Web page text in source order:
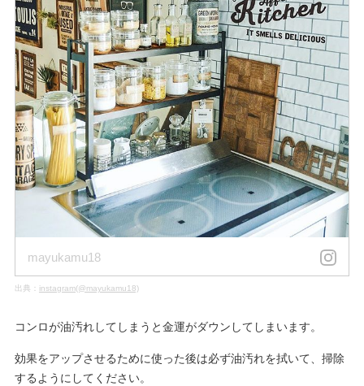
mayukamu18
出典： instagram(@mayukamu18)
コンロが油汚れしてしまうと金運がダウンしてしまいます。
効果をアップさせるために使った後は必ず油汚れを拭いて、掃除
するようにしてください。